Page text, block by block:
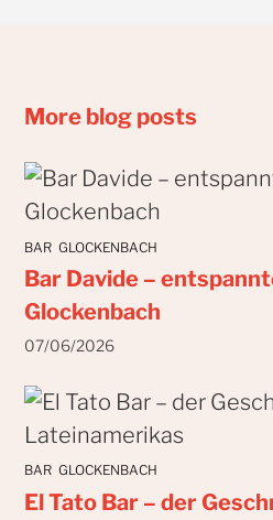
More blog posts
BAR GLOCKENBACH
Bar Davide –
Glockenbach
07/06/2026
BAR GLOCKENBACH
El Tato Bar – der